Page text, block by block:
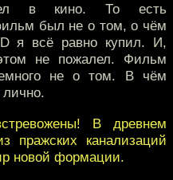
в кино. То есть
был не о том, о чём
я всё равно купил. И,
не пожалел. Фильм
не о том. В чём
лично.
В древнем
пражских канализаций
новой формации.